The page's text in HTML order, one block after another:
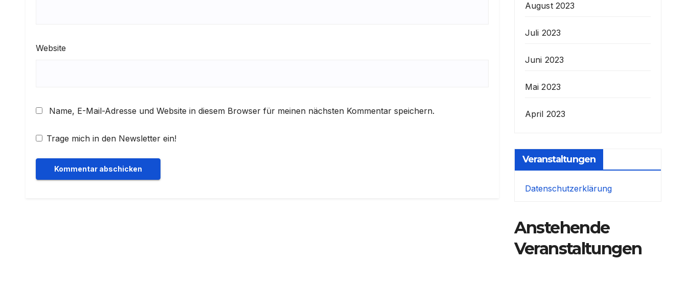
Website
Name, E-Mail-Adresse und Website in diesem Browser für meinen nächsten Kommentar speichern.
Trage mich in den Newsletter ein!
August 2023
Juli 2023
Juni 2023
Mai 2023
April 2023
Veranstaltungen
Datenschutzerklärung
Anstehende
Veranstaltungen